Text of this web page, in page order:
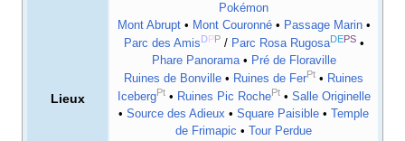
Lieux
Pokémon
Mont Abrupt• Mont Couronné• Passage Marin•
Parc des AmisDPP / Parc Rosa RugosaDEPS•
Phare Panorama• Pré de Floraville
Ruines de Bonville • Ruines de FerPt • Ruines
IcebergPt• Ruines Pic RochePt• Salle Originelle
• Source des Adieux • Square Paisible •
Temple
de Frimapic •
Tour Perdue